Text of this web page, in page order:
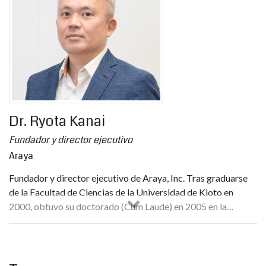
ASEAN-Japón (AJCCBC); y dirigió varias unidades de
investigación e infraestructura.
Como director de ETDA, defiende un modelo de "Regulador
de co-creación" centrado en enfatizar la colaboración con
diversas partes interesadas para desarrollar el panorama
digital, elaborar planes estratégicos y estándares de
transacciones electrónicas de Tailandia y
Fortalecimiento de la identidad digital y el servicio de
plataforma digital, los servicios de confianza y la capacidad
de ciberseguridad.
mediante iniciativas como la Clínica de Gobernanza de IA
(AIGC) y las próximas directrices de riesgo Gen-AI para
organizaciones. Su combinación de experiencia técnica,
perspectiva internacional y conocimiento de políticas lo sitúa
Dr. Ryota Kanai
Fundador y director ejecutivo
Araya
Fundador y director ejecutivo de Araya, Inc. Tras graduarse
de la Facultad de Ciencias de la Universidad de Kioto en
2000, obtuvo su doctorado (Cum Laude) en 2005 en la
Universidad de Utrecht (Países Bajos), donde estudió el
de California (EE. UU.) y en el University College de Londres